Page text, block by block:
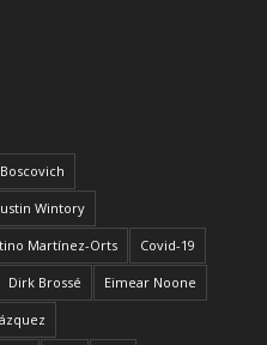
Wintory
Martínez-Orts Covid-19
Dirk Brossé Eimear Noone